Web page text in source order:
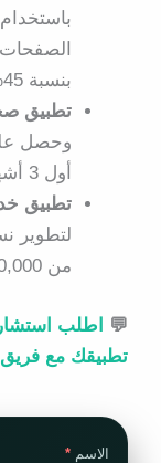
بنسبة 45%.
تطبيق
أول 3 أشهر من الإطلاق.
تطبيق
لتطوير
من 100,000 مستخدم خلال 6 أشهر فقط.
💬
اطلب
تطبيقك مع
الاسم